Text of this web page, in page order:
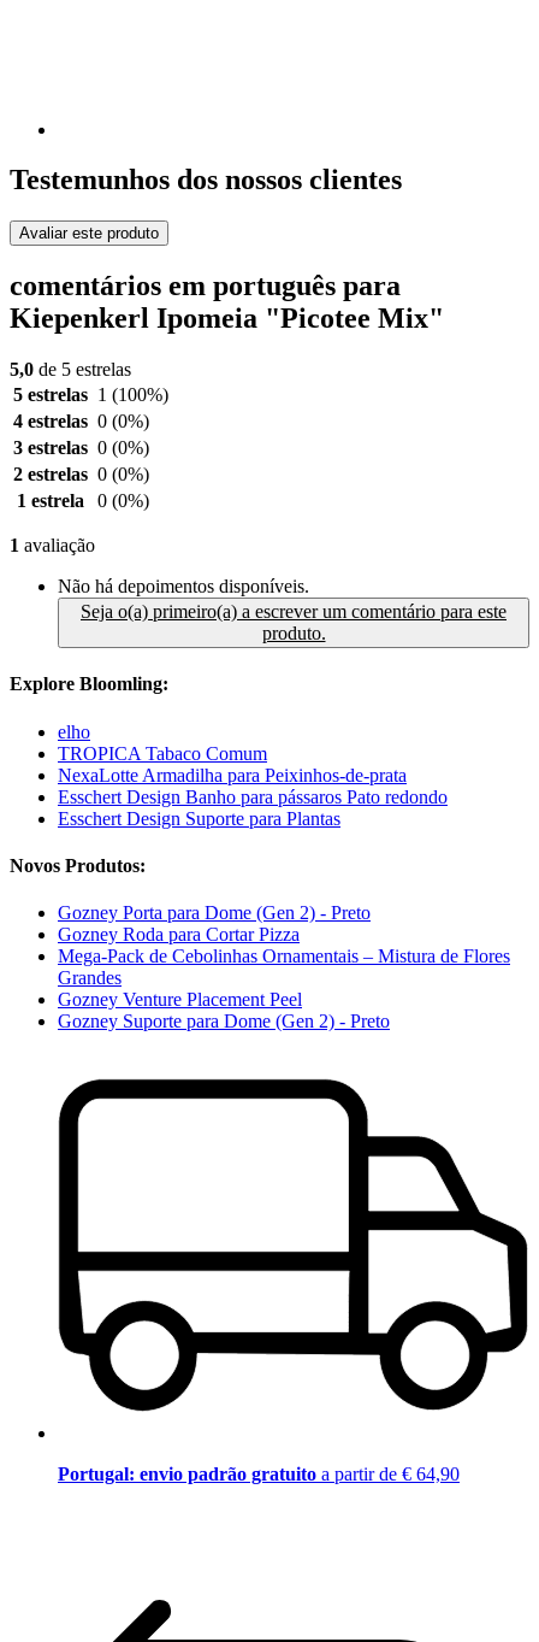
Testemunhos dos nossos clientes
Avaliar este produto
comentários em português para
Kiepenkerl Ipomeia "Picotee Mix"
5,0 de 5 estrelas
5 estrelas 1 (100%)
4 estrelas 0 (0%)
3 estrelas 0 (0%)
2 estrelas 0 (0%)
1 estrela
0 (0%)
1 avaliação
Não há depoimentos disponíveis.
Seja o(a) primeiro(a) a escrever um comentário para este
produto.
Explore Bloomling:
elho
TROPICA Tabaco Comum
NexaLotte Armadilha para Peixinhos-de-prata
Esschert Design Banho para pássaros Pato redondo
Esschert Design Suporte para Plantas
Novos Produtos:
Gozney Porta para Dome (Gen 2) - Preto
Gozney Roda para Cortar Pizza
Mega-Pack de Cebolinhas Ornamentais – Mistura de Flores
Grandes
Gozney Venture Placement Peel
Gozney Suporte para Dome (Gen 2) - Preto
Portugal: envio padrão gratuito a partir de € 64,90